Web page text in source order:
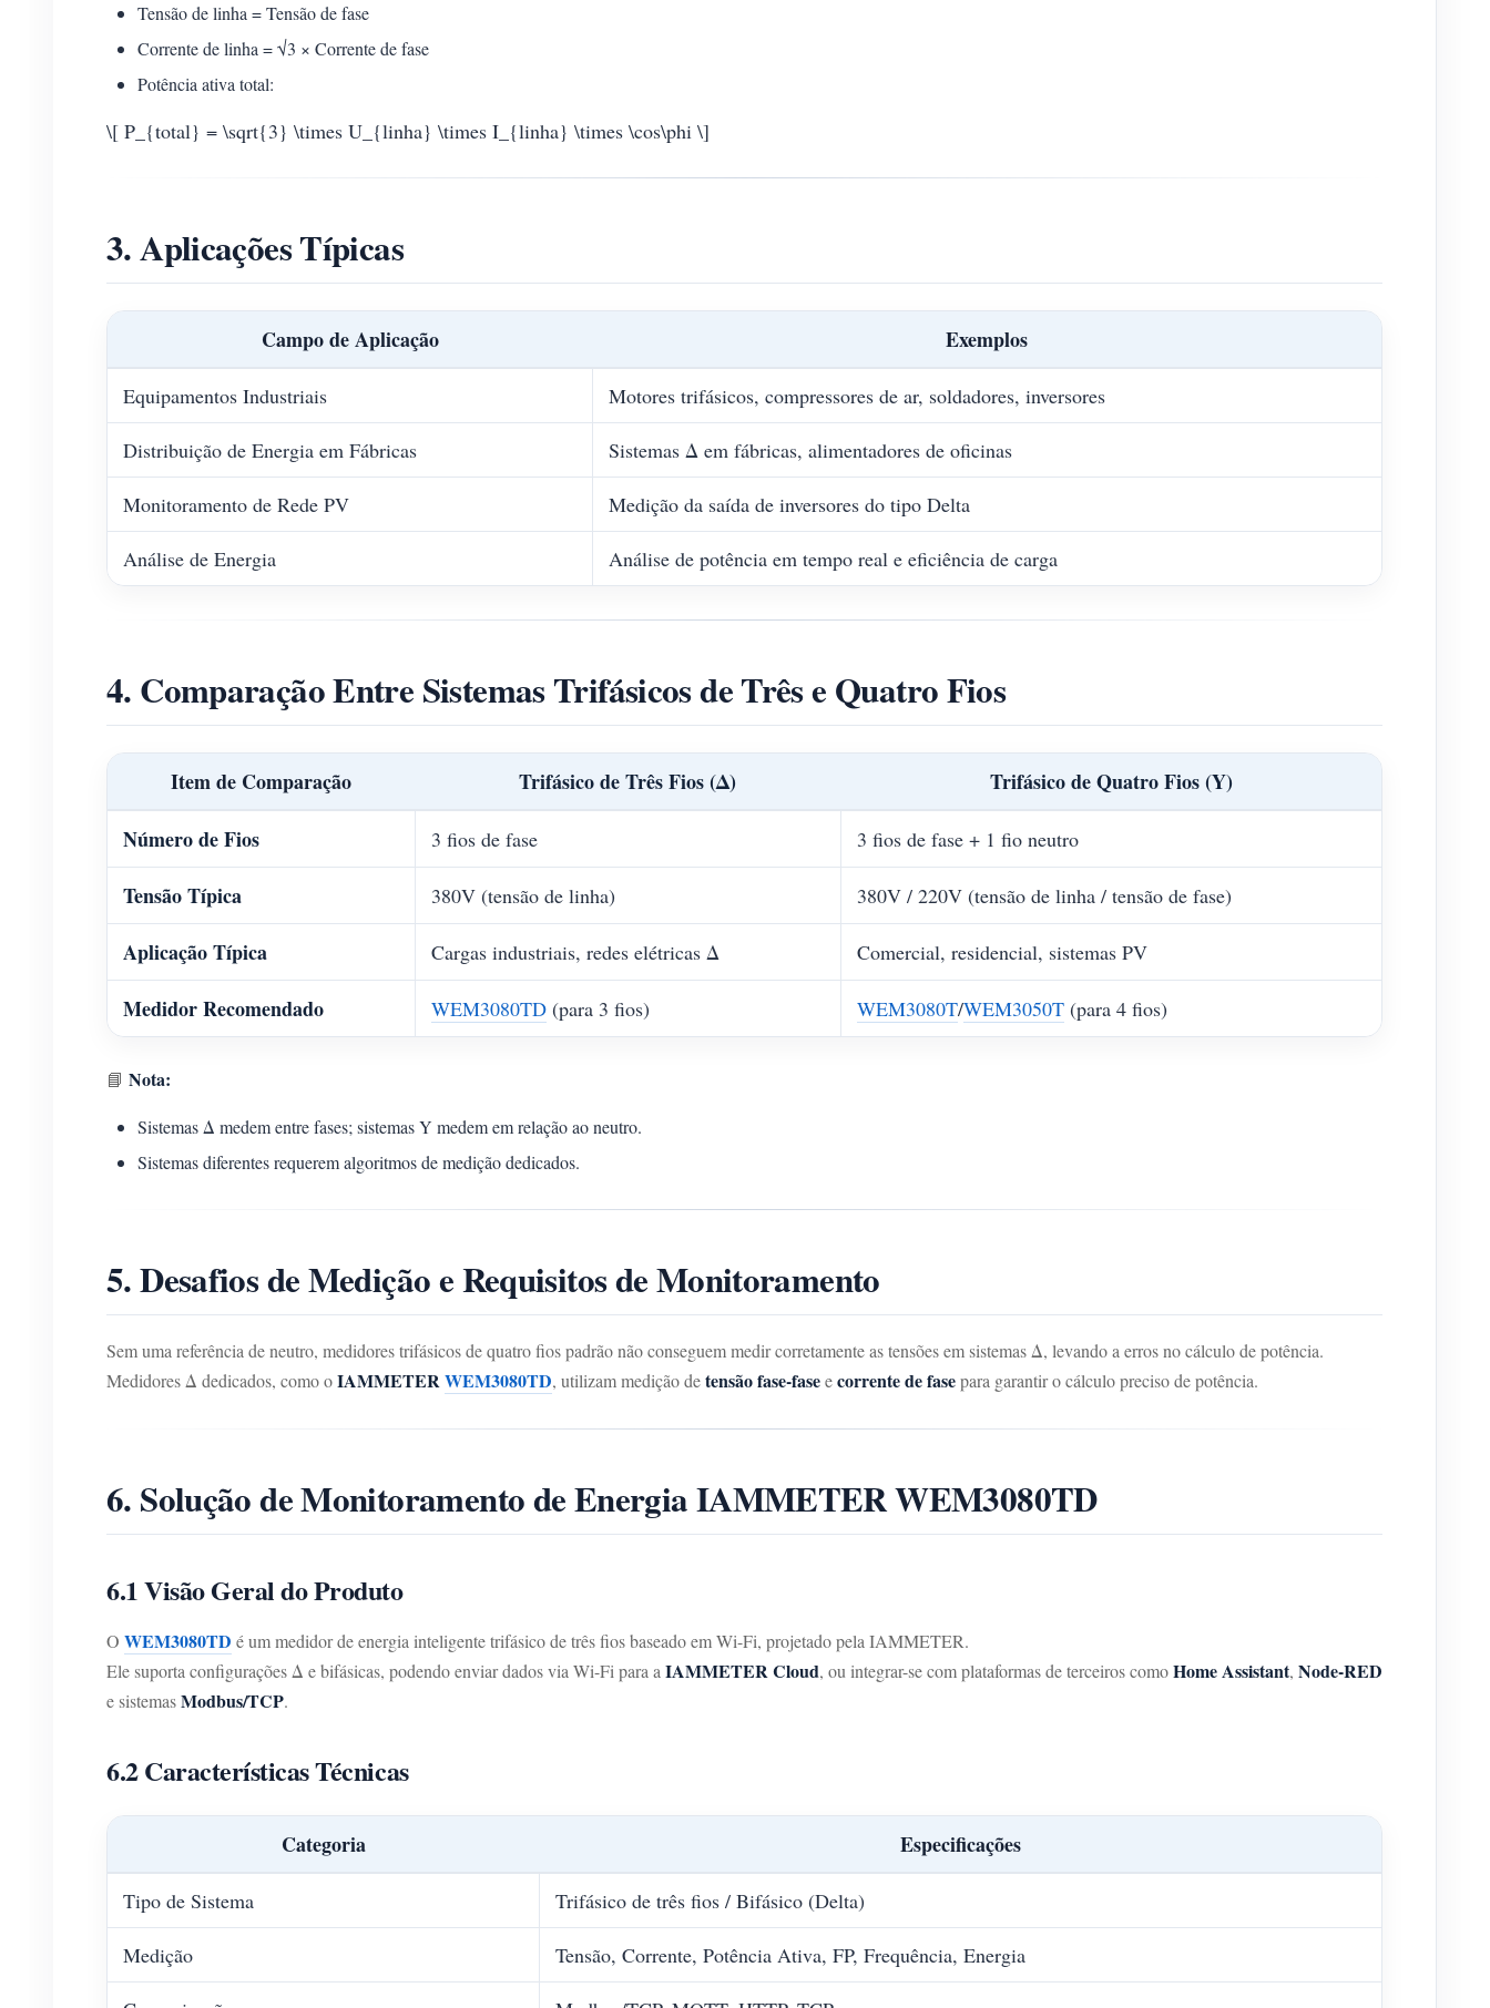
Tensão de linha = Tensão de fase
Corrente de linha = √3 × Corrente de fase
Potência ativa total:
\[ P_{total} = \sqrt{3} \times U_{linha} \times I_{linha} \times \cos\phi \]
3. Aplicações Típicas
Campo de Aplicação Exemplos
Equipamentos Industriais Motores trifásicos, compressores de ar, soldadores, inversores
Distribuição de Energia em Fábricas Sistemas Δ em fábricas, alimentadores de oficinas
Monitoramento de Rede PV Medição da saída de inversores do tipo Delta
Análise de Energia Análise de potência em tempo real e eficiência de carga
4. Comparação Entre Sistemas Trifásicos de Três e Quatro Fios
Item de Comparação Trifásico de Três Fios (Δ)
Trifásico de Quatro Fios (Y)
Número de Fios
3 fios de fase 3 fios de fase + 1 fio neutro
Tensão Típica 380V (tensão de linha) 380V / 220V (tensão de linha / tensão de fase)
Aplicação Típica Cargas industriais, redes elétricas Δ Comercial, residencial, sistemas PV
Medidor Recomendado WEM3080TD (para 3 fios) WEM3080T/WEM3050T (para 4 fios)
📘 Nota:
Sistemas Δ medem entre fases; sistemas Y medem em relação ao neutro.
Sistemas diferentes requerem algoritmos de medição dedicados.
5. Desafios de Medição e Requisitos de Monitoramento
Sem uma referência de neutro, medidores trifásicos de quatro fios padrão não conseguem medir corretamente as tensões em sistemas Δ, levando a erros no cálculo de potência.
Medidores Δ dedicados, como oIAMMETERWEM3080TD, utilizam medição detensão fase-faseecorrente de fasepara garantir o cálculo preciso de potência.
6. Solução de Monitoramento de Energia IAMMETER WEM3080TD
6.1 Visão Geral do Produto
O WEM3080TD é um medidor de energia inteligente trifásico de três fios baseado em Wi-Fi, projetado pela IAMMETER.
Ele suporta configurações Δ e bifásicas, podendo enviar dados via Wi-Fi para aIAMMETER Cloud, ou integrar-se com plataformas de terceiros comoHome Assistant, Node-RED
e sistemasModbus/TCP.
6.2 Características Técnicas
Categoria Especificações
Tipo de Sistema Trifásico de três fios / Bifásico (Delta)
Medição Tensão, Corrente, Potência Ativa, FP, Frequência, Energia